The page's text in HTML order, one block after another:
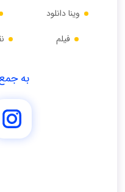
وینا دانلود
فیلم
به